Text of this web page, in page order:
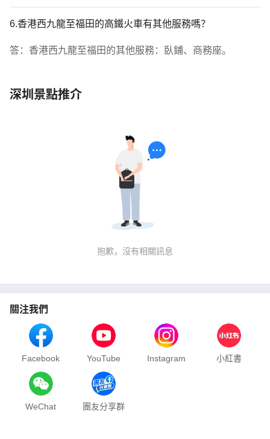
6.香港西九龍至福田的高鐵火車有其他服務嗎？
答：香港西九龍至福田的其他服務：臥鋪、商務座。
深圳景點推介
抱歉，沒有相關訊息
關注我們
Facebook YouTube Instagram 小紅書
WeChat 團友分享群